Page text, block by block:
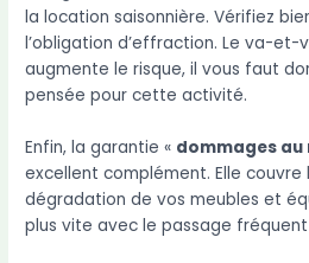
la location saisonnière. Vérifiez
l’obligation d’effraction. Le va-et-
augmente le risque, il vous faut
pensée pour cette activité.
Enfin, la garantie « dommages au
excellent complément. Elle couvre
dégradation de vos meubles et
plus vite avec le passage